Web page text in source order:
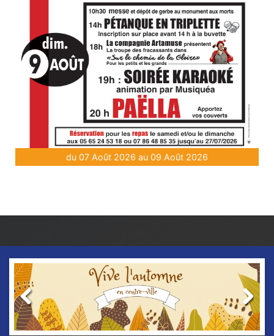
du 07 Août 2026 au 09 Août 2026
Previous Next